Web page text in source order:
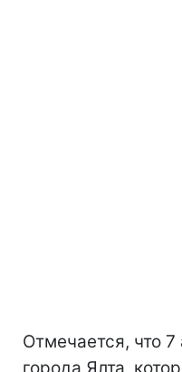
Отмечается, что
города Ялта,